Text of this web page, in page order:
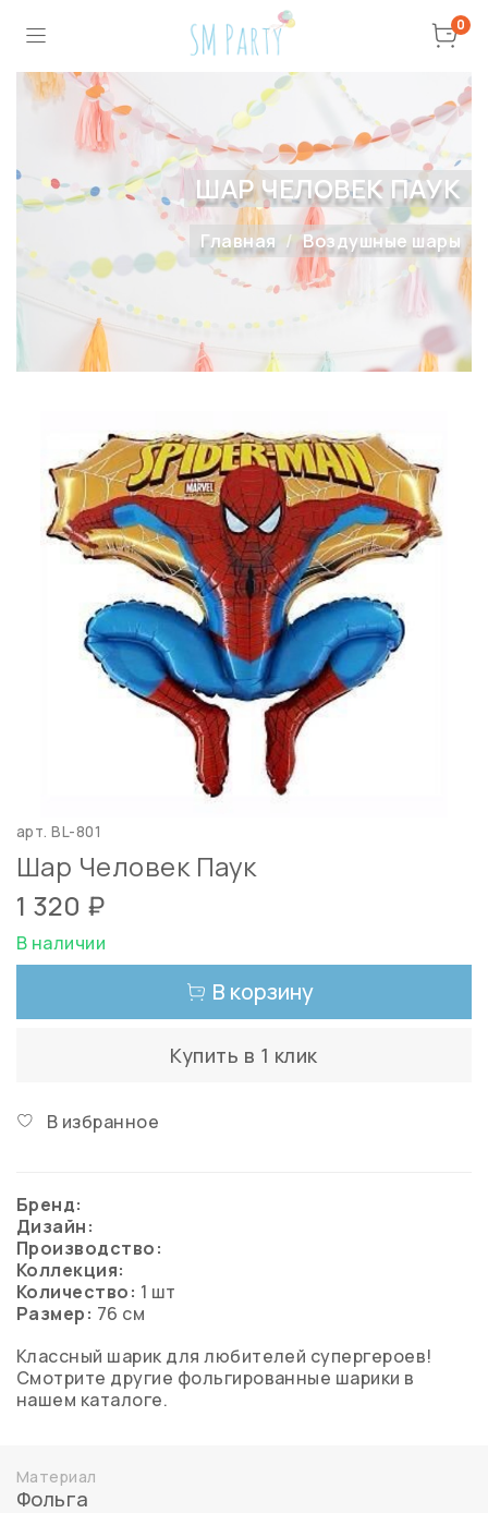
0
ШАР ЧЕЛОВЕК ПАУК
Главная Воздушные шары
арт.BL-801
Шар Человек Паук
1 320 ₽
В наличии
В корзину
Купить в 1 клик
В избранное
Бренд:
Дизайн:
Производство:
Коллекция:
Количество: 1 шт
Размер: 76 см
Классный шарик для любителей супергероев!
Смотрите другие фольгированные шарики в
нашем каталоге.
Материал
Фольга